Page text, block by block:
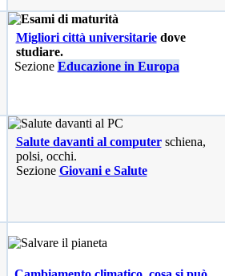
Migliori città universitariedove
studiare.
Sezione Educazione in Europa
Salute davanti al computerschiena,
polsi, occhi.
Sezione Giovani e Salute